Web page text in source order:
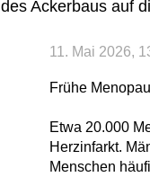
des Ackerbaus auf
11. Mai 2026,
Frühe
Etwa 20.000
Herzinfarkt.
Menschen